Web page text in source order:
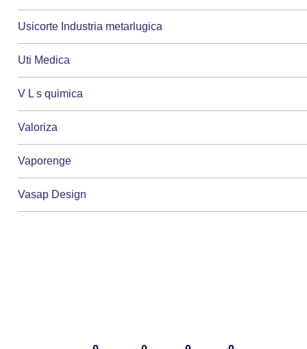
Usicorte Industria metarlugica
Uti Medica
V L s quimica
Valoriza
Vaporenge
Vasap Design